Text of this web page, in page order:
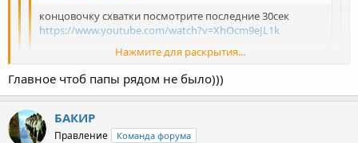
концовочку схватки посмотрите последние 30сек
https://www.youtube.com/watch?v=XhOcm9eJL1k
швунги...глаз...и пощечина
нуриков борется как баба.Нажмите для раскрытия...
Ты ему в лицо сможешь сказать ?
Нажмите для раскрытия...
Главное чтоб папы рядом не было)))
БАКИР
Правление Команда форума